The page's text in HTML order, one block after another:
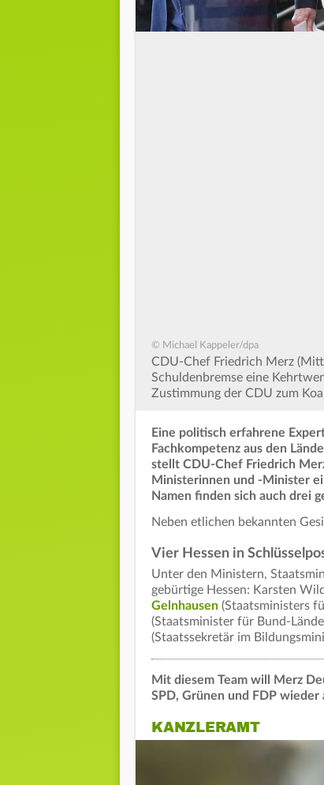
© Michael Kappeler/dpa
CDU-Chef Friedrich Merz
Schuldenbremse eine
Zustimmung der CDU zum
Eine politisch erfahrene
Fachkompetenz aus den
stellt CDU-Chef Friedrich
Ministerinnen und -Minister
Namen finden sich auch drei
Neben etlichen bekannten
Vier Hessen in
Unter den Ministern,
gebürtige Hessen: Karsten
Gelnhausen (Staatsministers
(Staatsminister für Bund-
(Staatssekretär im
Mit diesem Team will Merz
SPD, Grünen und FDP wieder
KANZLERAMT